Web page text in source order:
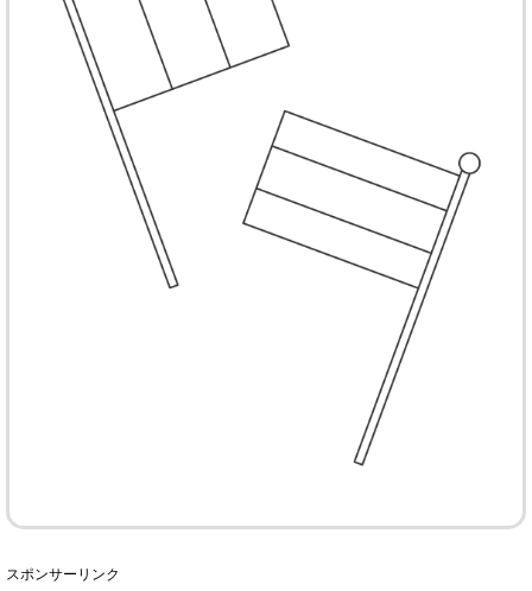
スポンサーリンク